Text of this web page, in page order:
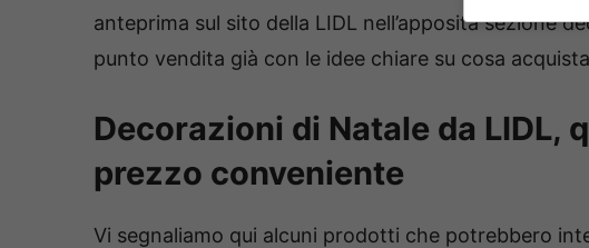
anteprima sul sito della LIDL nell’apposita sezione
punto vendita già con le idee chiare su cosa
Decorazioni di Natale da LIDL,
prezzo conveniente
Vi segnaliamo qui alcuni prodotti che potrebbero